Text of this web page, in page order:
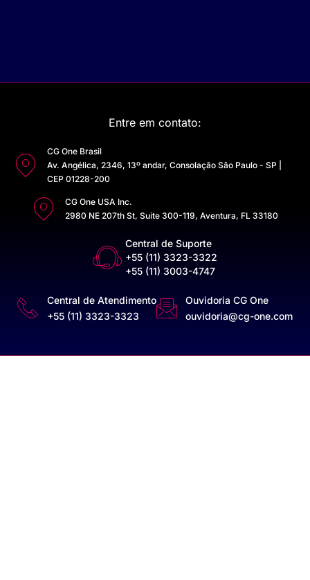
Entre em contato:
CG One Brasil
Av. Angélica, 2346, 13º andar, Consolação São Paulo - SP |
CEP 01228-200
CG One USA Inc.
2980 NE 207th St, Suite 300-119, Aventura, FL 33180
Central de Suporte
+55 (11) 3323-3322
+55 (11) 3003-4747
Central de Atendimento
+55 (11) 3323-3323
Ouvidoria CG One
ouvidoria@cg-one.com